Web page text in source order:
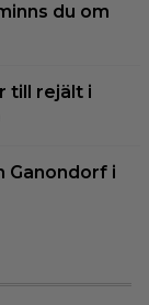
du om
till rejält i
Ganondorf i